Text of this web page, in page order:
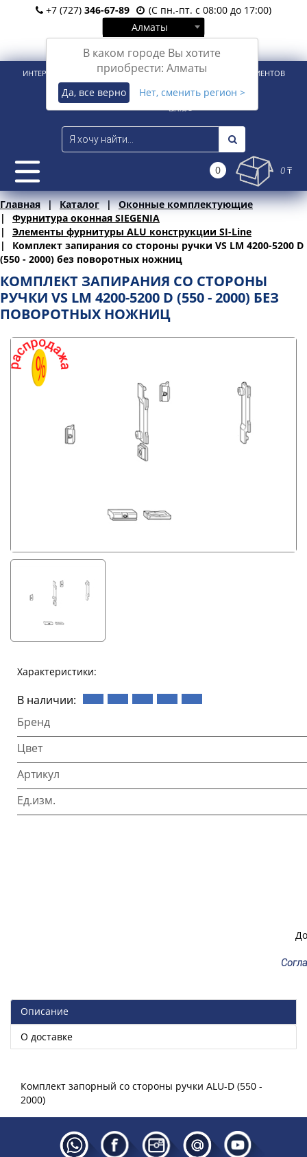
+7 (727) 346-67-89
(С пн.-пт. с 08:00 до 17:00)
Алматы
В каком городе Вы хотите
приобрести: Алматы
Да, все верно Нет, сменить регион >
Вход Регистрация
ИНТЕРНЕТ-МАГАЗИН ДЛЯ РОЗНИЧНЫХ И КОРПОРАТИВНЫХ КЛИЕНТОВ
0 0 ₸
Главная Каталог
Оконные комплектующие
Фурнитура оконная SIEGENIA
Элементы фурнитуры ALU конструкции SI-Line
Комплект запирания со стороны ручки VS LM 4200-5200 D
(550 - 2000) без поворотных ножниц
КОМПЛЕКТ ЗАПИРАНИЯ СО СТОРОНЫ
РУЧКИ VS LM 4200-5200 D (550 - 2000) БЕЗ
ПОВОРОТНЫХ НОЖНИЦ
Характеристики:
В наличии:
Бренд
Цвет
Артикул
Ед.изм.
Описание
О доставке
Комплект запорный со стороны ручки ALU-D (550 -